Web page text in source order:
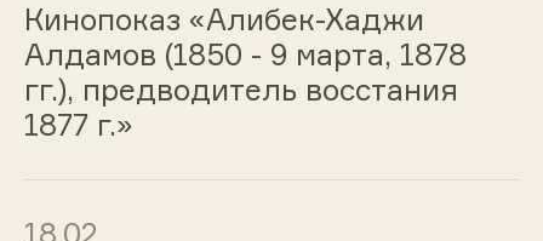
Кинопоказ «Алибек-Хаджи
Алдамов (1850 - 9 марта, 1878
гг.), предводитель восстания
1877 г.»
18.02